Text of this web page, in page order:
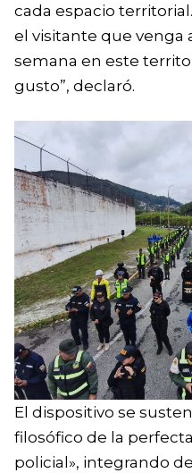
cada espacio
el visitante que venga
semana en este
gusto”, declaró.
El dispositivo se
filosófico de la
policial», integrando